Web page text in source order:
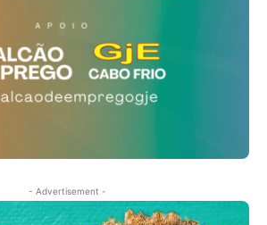
- Advertisement -